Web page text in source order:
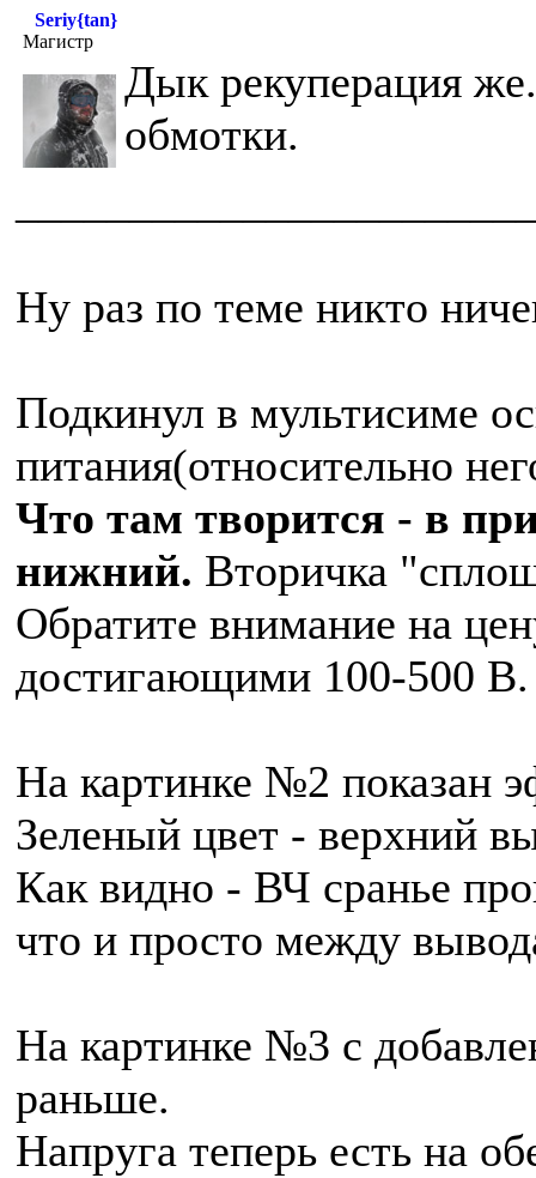
Seriy{tan}
Магистр
Дык рекуперация
обмотки.
Ну раз по теме никто
Подкинул в мультисиме
питания(относительно
Что там творится - в
нижний. Вторичка
Обратите внимание на
достигающими 100-500 В.
На картинке №2 показан
Зеленый цвет - верхний
Как видно - ВЧ сранье
что и просто между
На картинке №3 с
раньше.
Напруга теперь есть на